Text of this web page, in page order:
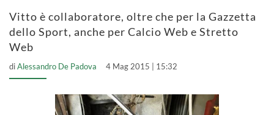
Vitto è collaboratore, oltre che per la Gazzetta
dello Sport, anche per Calcio Web e Stretto
Web
diAlessandro De Padova 4 Mag 2015 | 15:32